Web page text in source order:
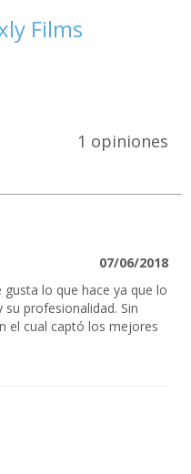
Films
1 opiniones
07/06/2018
lo que hace ya que lo
profesionalidad. Sin
el cual captó los mejores